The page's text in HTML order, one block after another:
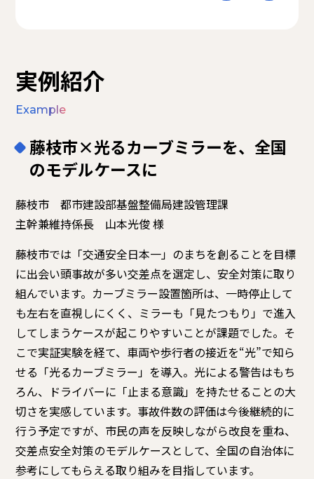
実例紹介
Example
藤枝市×光るカーブミラーを、全国
のモデルケースに
藤枝市 都市建設部基盤整備局建設管理課
主幹兼維持係長 山本光俊 様
藤枝市では「交通安全日本一」のまちを創ることを目標
に出会い頭事故が多い交差点を選定し、安全対策に取り
組んでいます。カーブミラー設置箇所は、一時停止して
も左右を直視しにくく、ミラーも「見たつもり」で進入
してしまうケースが起こりやすいことが課題でした。そ
こで実証実験を経て、車両や歩行者の接近を“光”で知ら
せる「光るカーブミラー」を導入。光による警告はもち
ろん、ドライバーに「止まる意識」を持たせることの大
切さを実感しています。事故件数の評価は今後継続的に
行う予定ですが、市民の声を反映しながら改良を重ね、
交差点安全対策のモデルケースとして、全国の自治体に
参考にしてもらえる取り組みを目指しています。